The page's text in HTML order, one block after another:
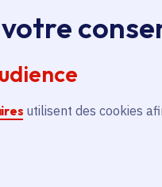
votre
utilisent des cookies